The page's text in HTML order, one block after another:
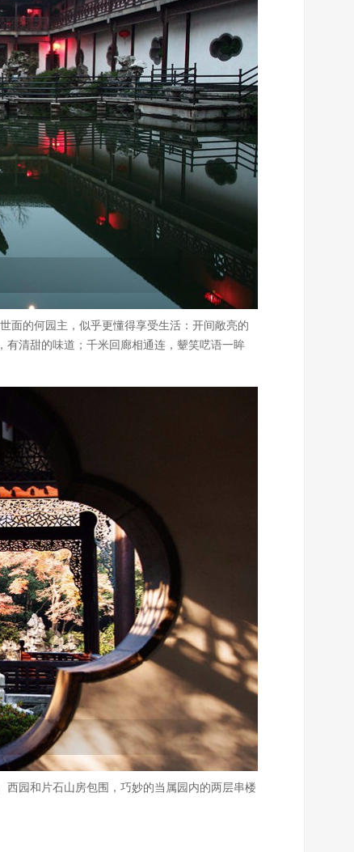
面的何园主，似乎更懂得享受生活：开间敞亮的
有清甜的味道；千米回廊相通连，颦笑呓语一眸
园和片石山房包围，巧妙的当属园内的两层串楼